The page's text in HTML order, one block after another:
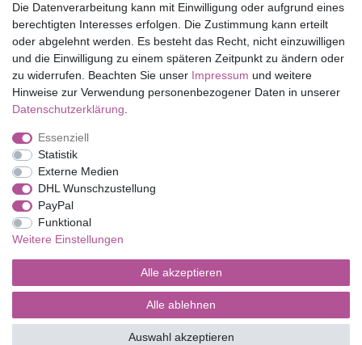
Shop
Mein Konto
Service
Versandkosten
Impressum
Barrierefreiheitserklärung
Die Datenverarbeitung kann mit Einwilligung oder aufgrund eines
berechtigten Interesses erfolgen. Die Zustimmung kann erteilt
oder abgelehnt werden. Es besteht das Recht, nicht einzuwilligen
und die Einwilligung zu einem späteren Zeitpunkt zu ändern oder
zu widerrufen. Beachten Sie unser Impressum und weitere
Hinweise zur Verwendung personenbezogener Daten in unserer
Daten­schutz­erklärung
Essenziell
Statistik
Externe Medien
DHL Wunschzustellung
PayPal
Funktional
Weitere Einstellungen
Alle akzeptieren
Alle ablehnen
Auswahl akzeptieren